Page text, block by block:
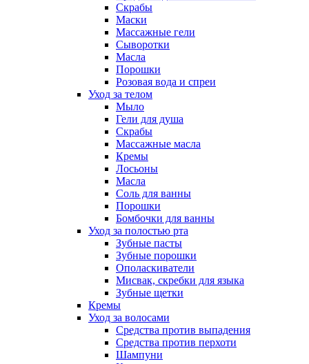
Скрабы
Маски
Массажные гели
Сыворотки
Масла
Порошки
Розовая вода и спреи
Уход за телом
Мыло
Гели для душа
Скрабы
Массажные масла
Кремы
Лосьоны
Масла
Соль для ванны
Порошки
Бомбочки для ванны
Уход за полостью рта
Зубные пасты
Зубные порошки
Ополаскиватели
Мисвак, скребки для языка
Зубные щетки
Кремы
Уход за волосами
Средства против выпадения
Средства против перхоти
Шампуни